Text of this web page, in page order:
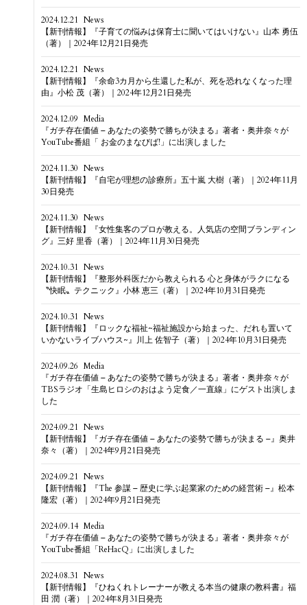
2024.12.21 News
【新刊情報】『子育ての悩みは保育士に聞いてはいけない』山本 勇伍
（著）｜2024年12月21日発売
2024.12.21 News
【新刊情報】『余命3カ月から生還した私が、死を恐れなくなった理
由』小松 茂（著）｜2024年12月21日発売
2024.12.09 Media
『ガチ存在価値 – あなたの姿勢で勝ちが決まる』著者・奥井奈々が
YouTube番組「 お金のまなびば!」に出演しました
2024.11.30 News
【新刊情報】『自宅が理想の診療所』五十嵐 大樹（著）｜2024年11月
30日発売
2024.11.30 News
【新刊情報】『女性集客のプロが教える。人気店の空間ブランディン
グ』三好 里香（著）｜2024年11月30日発売
2024.10.31 News
【新刊情報】『整形外科医だから教えられる 心と身体がラクになる
〝快眠〟テクニック』小林 恵三（著）｜2024年10月31日発売
2024.10.31 News
【新刊情報】『ロックな福祉~福祉施設から始まった、だれも置いて
いかないライブハウス~』川上 佐智子（著）｜2024年10月31日発売
2024.09.26 Media
『ガチ存在価値 – あなたの姿勢で勝ちが決まる』著者・奥井奈々が
TBSラジオ「生島ヒロシのおはよう定食／一直線」にゲスト出演しま
した
2024.09.21 News
【新刊情報】『ガチ存在価値 – あなたの姿勢で勝ちが決まる –』奥井
奈々（著）｜2024年9月21日発売
2024.09.21 News
【新刊情報】『The 参謀 – 歴史に学ぶ起業家のための経営術 –』松本
隆宏（著）｜2024年9月21日発売
2024.09.14 Media
『ガチ存在価値 – あなたの姿勢で勝ちが決まる』著者・奥井奈々が
YouTube番組「ReHacQ」に出演しました
2024.08.31 News
【新刊情報】『ひねくれトレーナーが教える本当の健康の教科書』福
田 潤（著）｜2024年8月31日発売